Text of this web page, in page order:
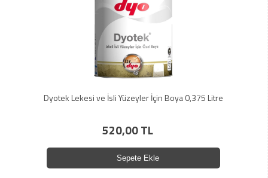
Dyotek Lekesi ve İsli Yüzeyler İçin Boya 0,375 Litre
520,00 TL
Sepete Ekle